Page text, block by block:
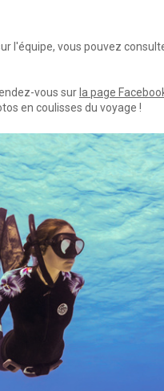
l'équipe, vous pouvez
vous sur la page
en coulisses du voyage !